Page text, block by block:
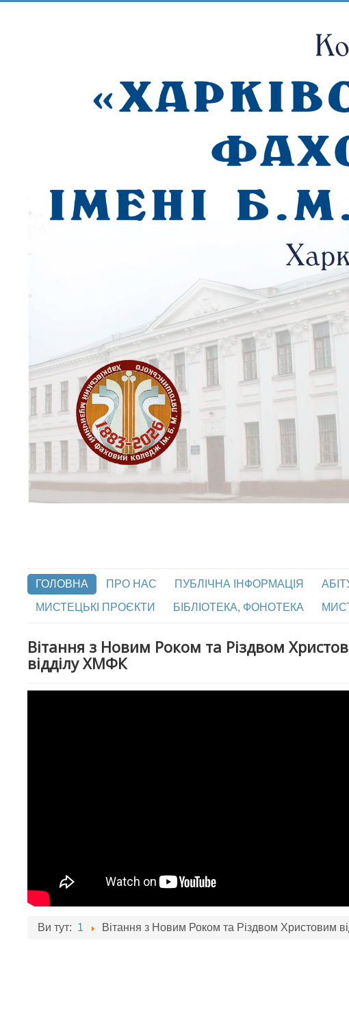
ГОЛОВНА ПРО НАС ПУБЛІЧНА ІНФОРМАЦІЯ
МИСТЕЦЬКІ ПРОЄКТИ
БІБЛІОТЕКА, ФОНОТЕКА
Вітання з Новим Роком та Різдвом
відділу ХМФК
Ви тут: 1 Вітання з Новим Роком та Різдвом Христовим